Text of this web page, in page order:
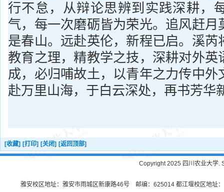
行不怠，从辩论思辨到实践深耕，
气，每一次磨砺皆为荣光。追风赶月
是春山。远赴英伦，新程已启。溪芮
教育之理，精教学之技，深耕对外英
成，必归哺故土，以青年之力传中外
赴万里山海，于白云深处，再书芳华
[收藏] [打印] [关闭] [返回顶部]
Copyright 2025 四川农业大学.
雅安校区地址：雅安市雨城区新康路46号 邮编：625014 都江堰校区地址